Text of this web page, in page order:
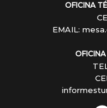
OFICINA
EMAIL: